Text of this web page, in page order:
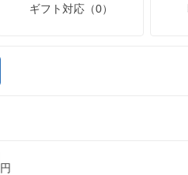
ギフト対応（0）
円